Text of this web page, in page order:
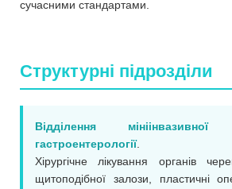
сучасними стандартами.
Структурні підрозділи
Відділення
гастроентерології.
Хірургічне лікування органів
щитоподібної залози, пластичні